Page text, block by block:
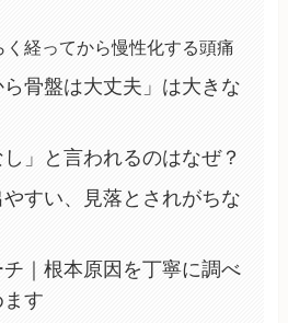
経ってから慢性化する頭痛
ら骨盤は大丈夫」は大きな
」と言われるのはなぜ？
すい、見落とされがちな
｜根本原因を丁寧に調べ
す